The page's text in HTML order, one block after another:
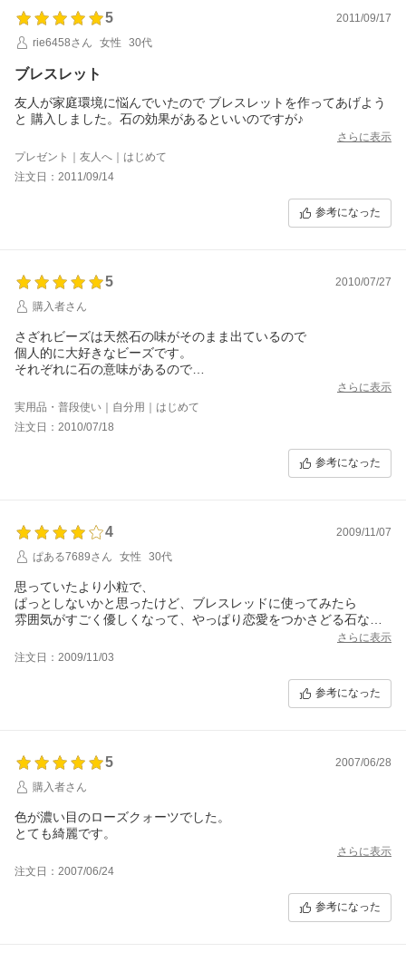
5
2011/09/17
rie6458さん
女性 30代
ブレスレット
友人が家庭環境に悩んでいたので ブレスレットを作ってあげよう
と 購入しました。石の効果があるといいのですが♪
さらに表示
プレゼント｜友人へ｜はじめて
注文日：2011/09/14
参考になった
5
2010/07/27
購入者さん
さざれビーズは天然石の味がそのまま出ているので
個人的に大好きなビーズです。
それぞれに石の意味があるので
さらに表示
実用品・普段使い｜自分用｜はじめて
注文日：2010/07/18
参考になった
4
2009/11/07
ぱある7689さん
女性 30代
思っていたより小粒で、
ぱっとしないかと思ったけど、ブレスレッドに使ってみたら
雰囲気がすごく優しくなって、やっぱり恋愛をつかさどる石なん
さらに表示
注文日：2009/11/03
参考になった
5
2007/06/28
購入者さん
色が濃い目のローズクォーツでした。
とても綺麗です。
さらに表示
注文日：2007/06/24
参考になった